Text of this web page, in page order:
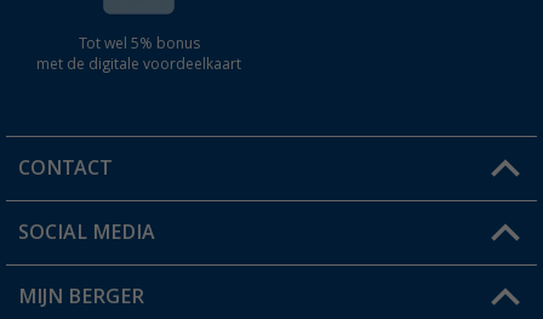
Tot wel 5% bonus
met de digitale voordeelkaart
CONTACT
Een vraag?
Winkel vinden
SOCIAL MEDIA
MIJN BERGER